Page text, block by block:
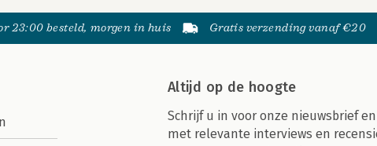
23:00 besteld, morgen in huis Gratis verzending vanaf €20
Altijd op de hoogte
Schrijf u in voor onze nieuwsbrief
met relevante interviews en